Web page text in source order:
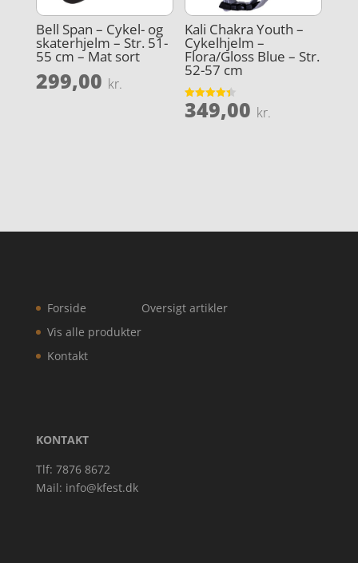
Bell Span – Cykel- og
skaterhjelm – Str. 51-
55 cm – Mat sort
299,00 kr.
Kali Chakra Youth –
Cykelhjelm –
Flora/Gloss Blue – Str.
52-57 cm
Vurderet
4.4
349,00 kr.
Forside
Vis alle produkter
Kontakt
Oversigt artikler
KONTAKT
Tlf: 7876 8672
Mail: info@kfest.dk